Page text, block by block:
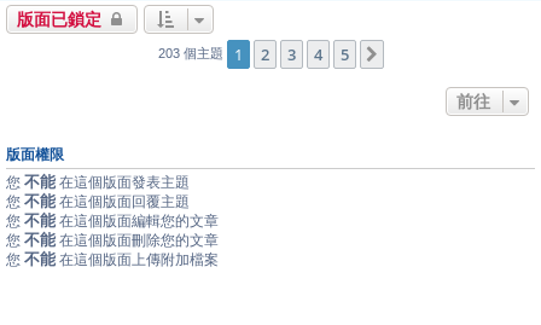
版面已鎖定
203 個主題 1 2 3 4 5
前往
版面權限
您 不能 在這個版面發表主題
您 不能 在這個版面回覆主題
您 不能 在這個版面編輯您的文章
您 不能 在這個版面刪除您的文章
您 不能 在這個版面上傳附加檔案